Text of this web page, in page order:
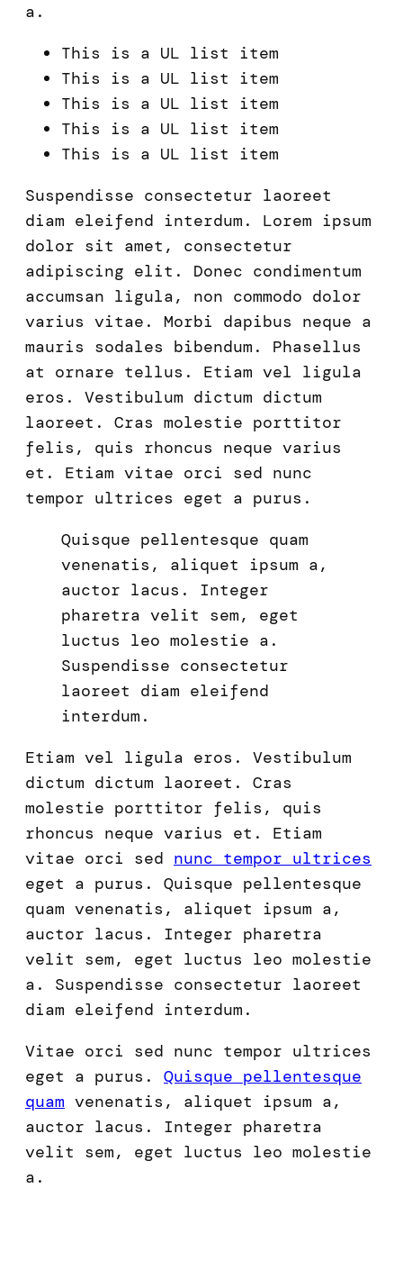
a.
This is a UL list item
This is a UL list item
This is a UL list item
This is a UL list item
This is a UL list item
Suspendisse consectetur laoreet
diam eleifend interdum. Lorem ipsum
dolor sit amet, consectetur
adipiscing elit. Donec condimentum
accumsan ligula, non commodo dolor
varius vitae. Morbi dapibus neque a
mauris sodales bibendum. Phasellus
at ornare tellus. Etiam vel ligula
eros. Vestibulum dictum dictum
laoreet. Cras molestie porttitor
felis, quis rhoncus neque varius
et. Etiam vitae orci sed nunc
tempor ultrices eget a purus.
Quisque pellentesque quam
venenatis, aliquet ipsum a,
auctor lacus. Integer
pharetra velit sem, eget
luctus leo molestie a.
Suspendisse consectetur
laoreet diam eleifend
interdum.
Etiam vel ligula eros. Vestibulum
dictum dictum laoreet. Cras
molestie porttitor felis, quis
rhoncus neque varius et. Etiam
vitae orci sed nunc tempor ultrices
eget a purus. Quisque pellentesque
quam venenatis, aliquet ipsum a,
auctor lacus. Integer pharetra
velit sem, eget luctus leo molestie
a. Suspendisse consectetur laoreet
diam eleifend interdum.
Vitae orci sed nunc tempor ultrices
eget a purus. Quisque pellentesque
quam venenatis, aliquet ipsum a,
auctor lacus. Integer pharetra
velit sem, eget luctus leo molestie
a.